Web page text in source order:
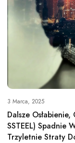
3 Marca, 2025
Dalsze
SSTEEL) Spadnie
Trzyletnie Straty